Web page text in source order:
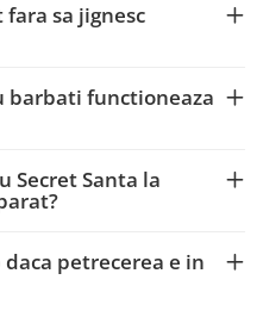
sa jignesc
barbati functioneaza
Secret Santa la
petrecerea e in